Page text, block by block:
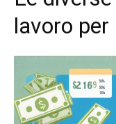
lavoro